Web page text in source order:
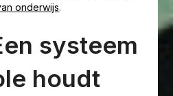
onderwijs.
systeem
houdt